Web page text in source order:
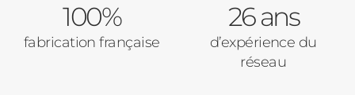
Baies Vitrées
Pavillon
100%
fabrication française
26 ans
d’expérience du
réseau